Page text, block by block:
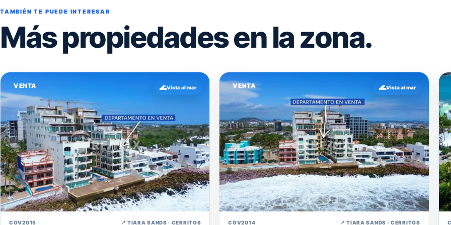
TAMBIÉN TE PUEDE INTERESAR
Más propiedades en la zona.
VENTA 🌊Vista al mar
↗
COV2015 📍 TIARA SANDS · CERRITOS
VENTA 🌊Vista al mar
↗
COV2014 📍 TIARA SANDS · CERRITOS